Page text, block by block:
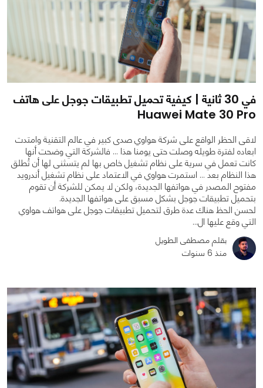
6191
1
0
في 30 ثانية | كيفية تحميل تطبيقات جوجل على هاتف
Huawei Mate 30 Pro
لاقى الحظر الواقع على شركة هواوي صدى كبير في عالم التقنية وامتدت
ابعاده لفترة طويله وصلت حتى يومنا هذا ... فالشركة التي وضحت أنها
كانت تعمل في سرية على نظام تشغيل خاص بها لم يتسثنى لها أن تُطلق
هذا النظام بعد ... استمرت هواوي في الاعتماد على نظام تشغيل أندرويد
مفتوح المصدر في هواتفها الجديدة، ولكن لا يمكن للشركة أن تقوم
بتحميل تطبيقات جوجل بشكل مسبق على هواتفها الجديدة.
لحسن الحظ هناك عدة طرق لتحميل تطبيقات جوجل على هواتف هواوي
التي وقع عليها ال...
بقلم مصطفى الطويل
منذ 6 سنوات